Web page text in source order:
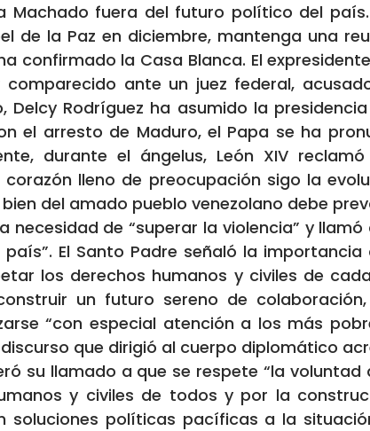
fuera del futuro político del
de la Paz en diciembre, mantenga una
confirmado la Casa Blanca. El
ante un juez federal,
Rodríguez ha asumido la
el arresto de Maduro, el Papa se ha
durante el ángelus, León XIV
lleno de preocupación sigo la
del amado pueblo venezolano debe
necesidad de “superar la violencia” y
El Santo Padre señaló la importancia
los derechos humanos y civiles de
un futuro sereno de
“con especial atención a los más
que dirigió al cuerpo diplomático
su llamado a que se respete “la voluntad
y civiles de todos y por la
soluciones políticas pacíficas a la